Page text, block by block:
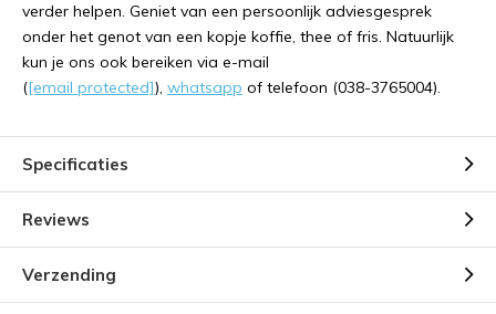
verder helpen. Geniet van een persoonlijk adviesgesprek
onder het genot van een kopje koffie, thee of fris. Natuurlijk
kun je ons ook bereiken via e-mail
([email protected]), whatsapp of telefoon (038-3765004).
Specificaties
Reviews
Verzending